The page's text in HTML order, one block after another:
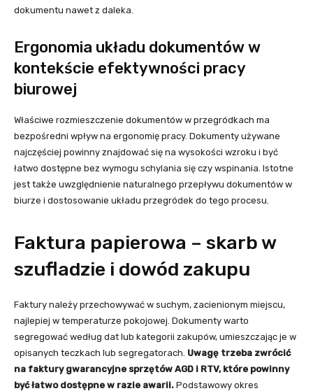
dokumentu nawet z daleka.
Ergonomia układu dokumentów w
kontekście efektywności pracy
biurowej
Właściwe rozmieszczenie dokumentów w przegródkach ma
bezpośredni wpływ na ergonomię pracy. Dokumenty używane
najczęściej powinny znajdować się na wysokości wzroku i być
łatwo dostępne bez wymogu schylania się czy wspinania. Istotne
jest także uwzględnienie naturalnego przepływu dokumentów w
biurze i dostosowanie układu przegródek do tego procesu.
Faktura papierowa – skarb w
szufladzie i dowód zakupu
Faktury należy przechowywać w suchym, zacienionym miejscu,
najlepiej w temperaturze pokojowej. Dokumenty warto
segregować według dat lub kategorii zakupów, umieszczając je w
opisanych teczkach lub segregatorach. Uwagę trzeba zwrócić
na faktury gwarancyjne sprzętów AGD i RTV, które powinny
być łatwo dostępne w razie awarii. Podstawowy okres